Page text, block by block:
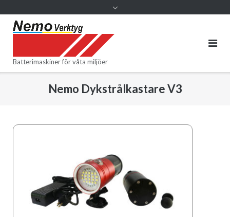
Batterimaskiner för våta miljöer
Nemo Dykstrålkastare V3